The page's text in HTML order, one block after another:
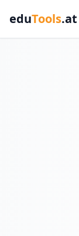
eduTools.at